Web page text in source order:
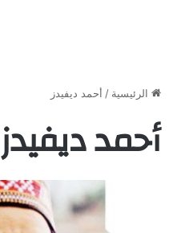
الرئيسية / أحمد ديفيدز
أحمد ديفيدز